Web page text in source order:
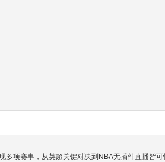
多项赛事，从英超关键对决到NBA无插件直播皆